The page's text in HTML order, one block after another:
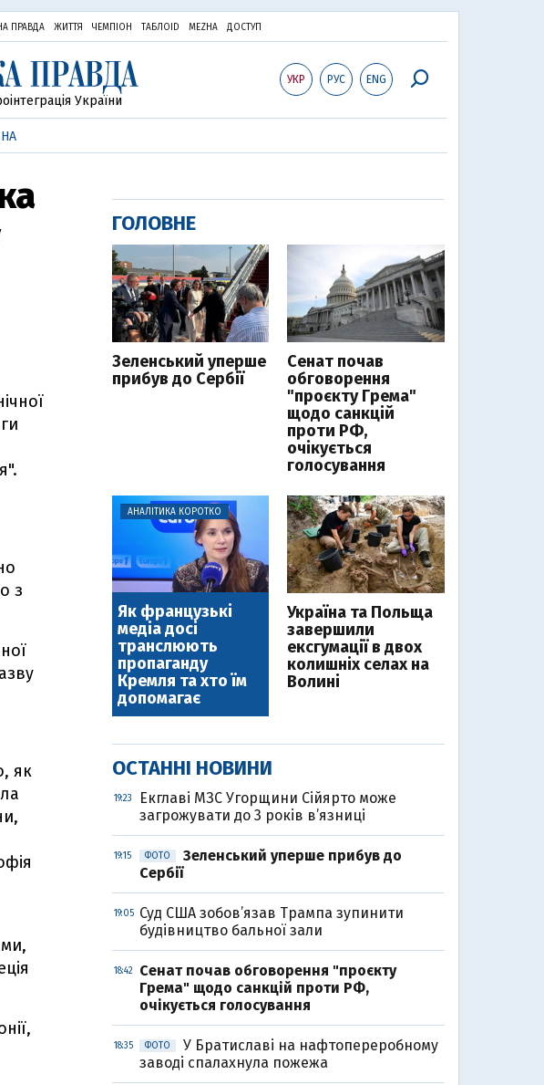
ПРАВДА ЖИТТЯ ЧЕМПІОН ТАБЛОID MEZHA ДОСТУП
УКР РУС ENG
України
з
як
ГОЛОВНЕ
Зеленський уперше
прибув до Сербії
Сенат почав
обговорення
"проєкту Грема"
щодо санкцій
проти РФ,
очікується
голосування
АНАЛІТИКА КОРОТКО
Як французькі
медіа досі
транслюють
пропаганду
Кремля та хто їм
допомагає
Україна та Польща
завершили
ексгумації в двох
колишніх селах на
Волині
ОСТАННІ НОВИНИ
19:23
Екглаві МЗС Угорщини Сійярто може
загрожувати до 3 років в’язниці
19:15 ФОТО
Зеленський уперше прибув до
Сербії
19:05
Суд США зобов’язав Трампа зупинити
будівництво бальної зали
18:42
Сенат почав обговорення "проєкту
Грема" щодо санкцій проти РФ,
очікується голосування
18:35 ФОТО
У Братиславі на нафтопереробному
заводі спалахнула пожежа